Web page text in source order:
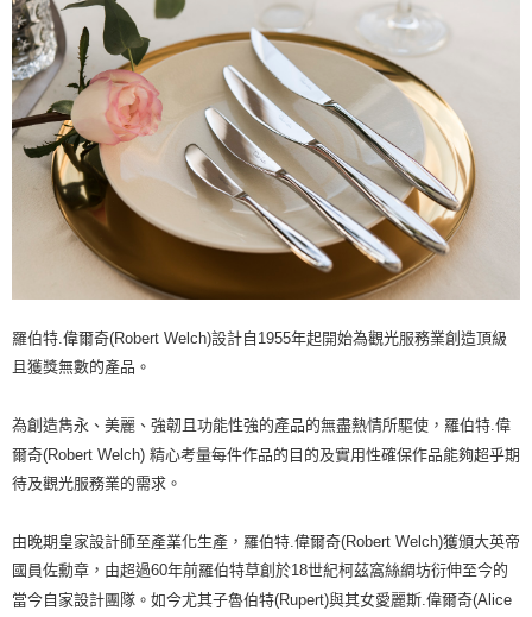
羅伯特.偉爾奇(Robert Welch)設計自1955年起開始為觀光服務業創造頂級
且獲獎無數的產品。
為創造雋永、美麗、強韌且功能性強的產品的無盡熱情所驅使，羅伯特.偉
爾奇(Robert Welch) 精心考量每件作品的目的及實用性確保作品能夠超乎期
待及觀光服務業的需求。
由晚期皇家設計師至產業化生產，羅伯特.偉爾奇(Robert Welch)獲頒大英帝
國員佐勳章，由超過60年前羅伯特草創於18世紀柯茲窩絲綢坊衍伸至今的
當今自家設計團隊。如今尤其子魯伯特(Rupert)與其女愛麗斯.偉爾奇(Alice